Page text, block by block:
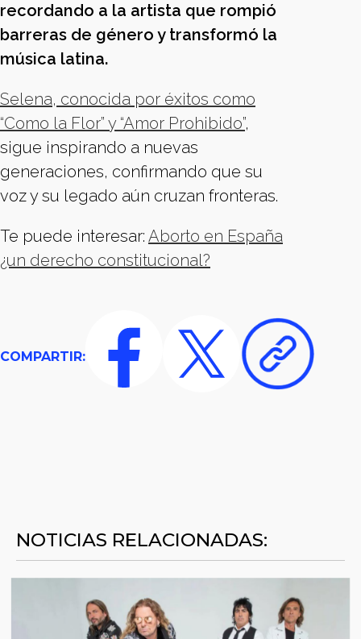
recordando a la artista que rompió
barreras de género y transformó la
música latina.
Selena, conocida por éxitos como
“Como la Flor” y “Amor Prohibido”,
sigue inspirando a nuevas
generaciones, confirmando que su
voz y su legado aún cruzan fronteras.
Te puede interesar: Aborto en España
¿un derecho constitucional?
COMPARTIR:
NOTICIAS RELACIONADAS: